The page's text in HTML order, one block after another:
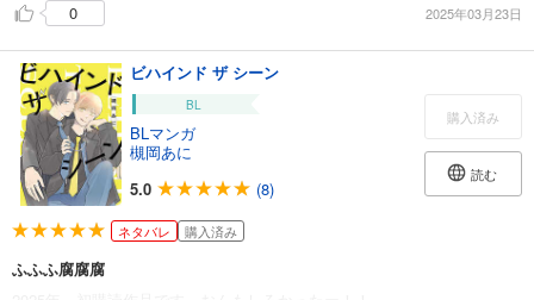
0
2025年03月23日
ビハインド ザ シーン
BL
BLマンガ
槻岡あに
5.0
(8)
購入済み
読む
ネタバレ 購入済み
ふふふ腐腐腐